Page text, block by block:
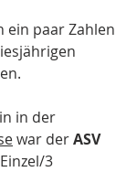
ein paar Zahlen
in der
war der ASV
3